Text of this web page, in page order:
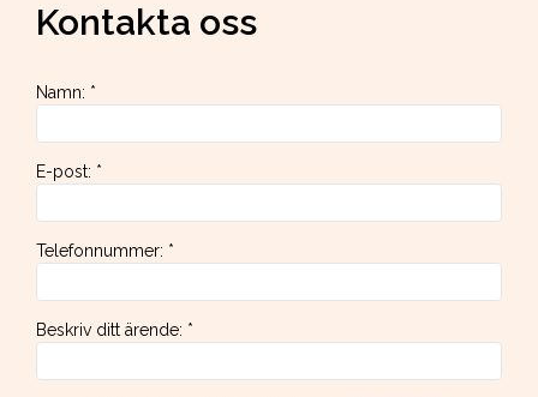
Kontakta oss
Namn: *
E-post: *
Telefonnummer: *
Beskriv ditt ärende: *